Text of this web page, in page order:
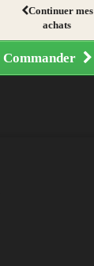
Continuer mes
achats
Commander